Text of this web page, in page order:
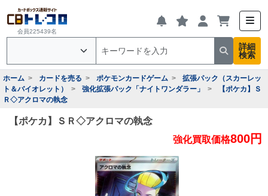
会員225439名
詳細
検索
ホーム カードを売る ポケモンカードゲーム
拡張パック（スカーレッ
ト＆バイオレット）
強化拡張パック「ナイトワンダラー」
【ポケカ】Ｓ
Ｒ◇アクロマの執念
【ポケカ】ＳＲ◇アクロマの執念
強化買取価格800円